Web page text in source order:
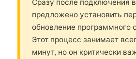
Сразу после подключения
предложено установить
обновление программного
Этот процесс занимает
минут, но он критически